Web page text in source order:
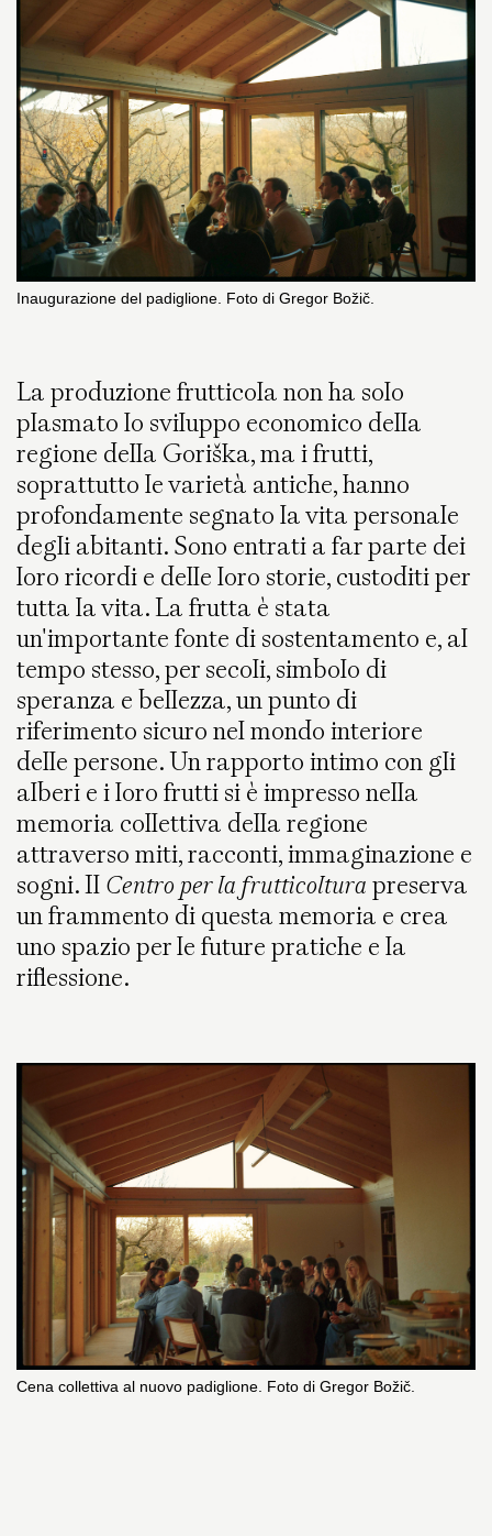
Inaugurazione del padiglione. Foto di Gregor Božič.
La produzione frutticola non ha solo
plasmato lo sviluppo economico della
regione della Goriška, ma i frutti,
soprattutto le varietà antiche, hanno
profondamente segnato la vita personale
degli abitanti. Sono entrati a far parte dei
loro ricordi e delle loro storie, custoditi per
tutta la vita. La frutta è stata
un'importante fonte di sostentamento e, al
tempo stesso, per secoli, simbolo di
speranza e bellezza, un punto di
riferimento sicuro nel mondo interiore
delle persone. Un rapporto intimo con gli
alberi e i loro frutti si è impresso nella
memoria collettiva della regione
attraverso miti, racconti, immaginazione e
sogni. IlCentro per la frutticolturapreserva
un frammento di questa memoria e crea
uno spazio per le future pratiche e la
riflessione.
Cena collettiva al nuovo padiglione. Foto di Gregor Božič.